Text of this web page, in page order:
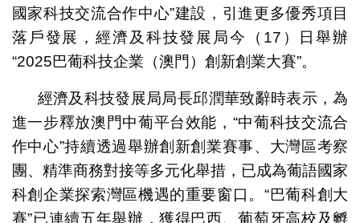
國家科技交流合作中心”建設，引進更多優秀項目
落戶發展，經濟及科技發展局今（17）日舉辦
“2025巴葡科技企業（澳門）創新創業大賽”。
經濟及科技發展局局長邱潤華致辭時表示，為
進一步釋放澳門中葡平台效能，“中葡科技交流合
作中心”持續透過舉辦創新創業賽事、大灣區考察
團、精準商務對接等多元化舉措，已成為葡語國家
科創企業探索灣區機遇的重要窗口。“巴葡科創大
賽”已連續五年舉辦，獲得巴西、葡萄牙高校及孵